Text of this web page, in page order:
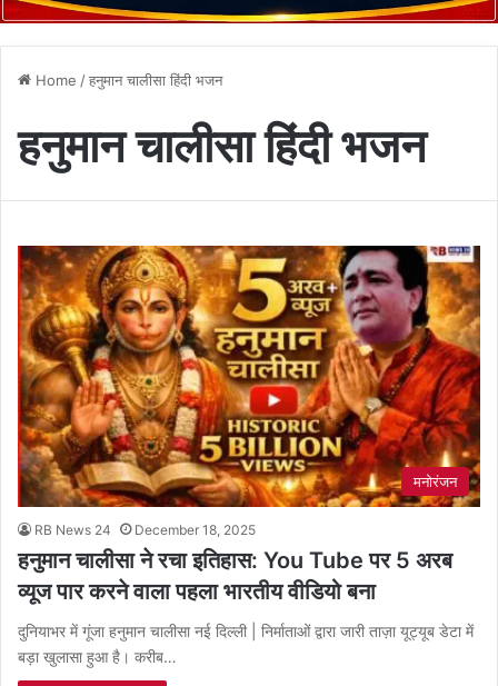
Home /हनुमान चालीसा हिंदी भजन
हनुमान चालीसा हिंदी भजन
मनोरंजन
RB News 24 December 18, 2025
हनुमान चालीसा ने रचा इतिहास: You Tube पर 5 अरब
व्यूज पार करने वाला पहला भारतीय वीडियो बना
दुनियाभर में गूंजा हनुमान चालीसा नई दिल्ली | निर्माताओं द्वारा जारी ताज़ा यूट्यूब डेटा में
बड़ा खुलासा हुआ है। करीब…